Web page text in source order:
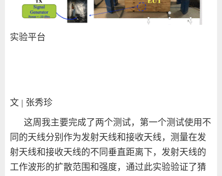
实验平台
文 | 张秀珍
这周我主要完成了两个测试，第一个测试使用不
同的天线分别作为发射天线和接收天线，测量在发
射天线和接收天线的不同垂直距离下，发射天线的
工作波形的扩散范围和强度，通过此实验验证了猜